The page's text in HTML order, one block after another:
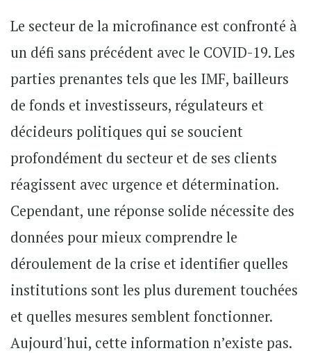
Le secteur de la microfinance est confronté à
un défi sans précédent avec le COVID-19. Les
parties prenantes tels que les IMF, bailleurs
de fonds et investisseurs, régulateurs et
décideurs politiques qui se soucient
profondément du secteur et de ses clients
réagissent avec urgence et détermination.
Cependant, une réponse solide nécessite des
données pour mieux comprendre le
déroulement de la crise et identifier quelles
institutions sont les plus durement touchées
et quelles mesures semblent fonctionner.
Aujourd'hui, cette information n’existe pas.